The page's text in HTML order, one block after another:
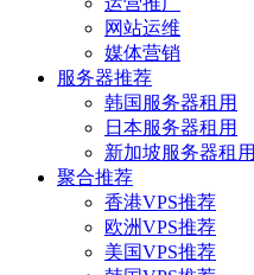
网站运维
媒体营销
服务器推荐
韩国服务器租用
日本服务器租用
新加坡服务器租用
聚合推荐
香港VPS推荐
欧洲VPS推荐
美国VPS推荐